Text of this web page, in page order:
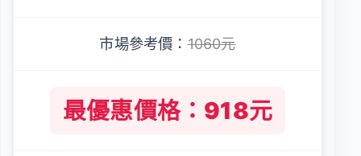
市場參考價：1060元
最優惠價格：918元